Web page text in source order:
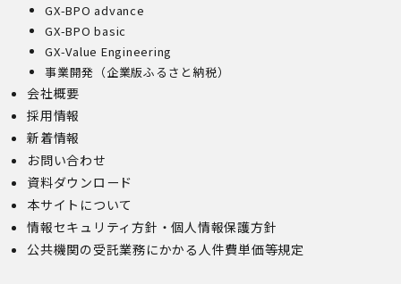
お申し出受付け後、当社「保有個人情報に関する開示等の
請求書」を送付いたします。 ご記入いただいた「請求
書」と「本人確認書類のコピー」、代理人によるお求めの
場合は「代理人であることを確認する書類」を送付してく
ださい。また、各資料に含まれる本籍地情報は都道府県ま
い。
・ 本人確認書類の写し（運転免許証、パスポート、健康
保険証、住民票、年金手帳等）
・ 代理人であることを確認する書類
・ 代理人様ご本人の本人確認書類の写し
・ いずれかの写し（戸籍謄本、住民票（続柄の記載され
GX-BPO advance
GX-BPO basic
GX-Value Engineering
事業開発（企業版ふるさと納税）
会社概要
採用情報
新着情報
お問い合わせ
資料ダウンロード
本サイトについて
情報セキュリティ方針・個人情報保護方針
公共機関の受託業務にかかる人件費単価等規定